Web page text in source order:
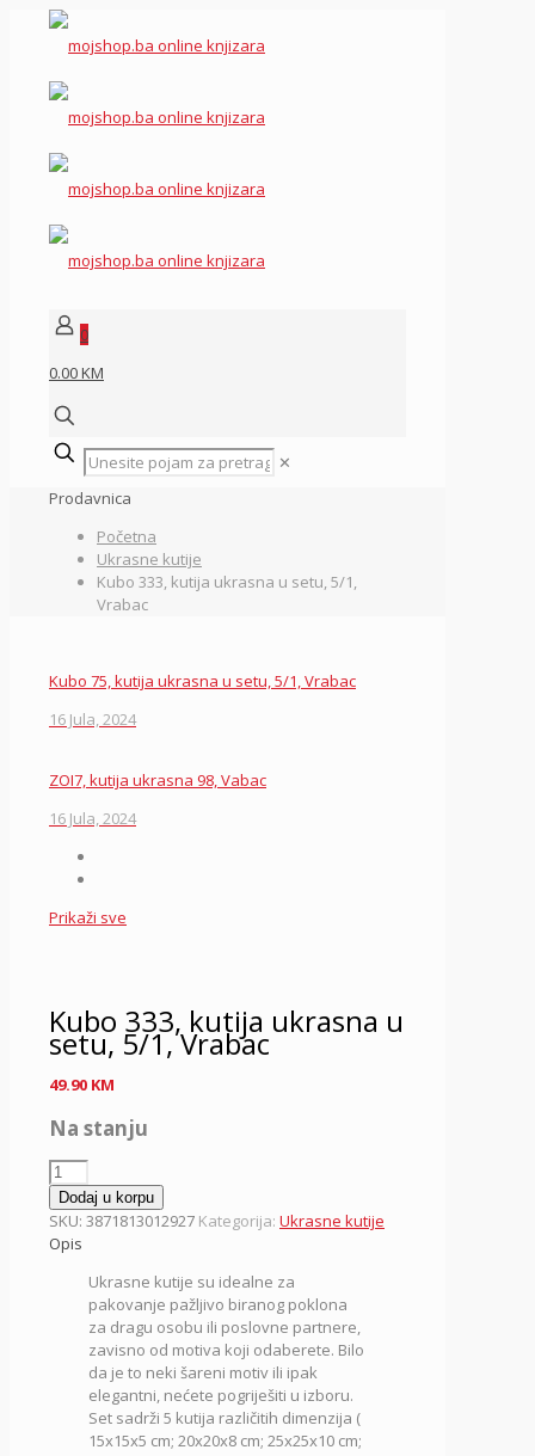
0
0.00 KM
✕
Prodavnica
Početna
Ukrasne kutije
Kubo 333, kutija ukrasna u setu, 5/1,
Vrabac
Kubo 75, kutija ukrasna u setu, 5/1, Vrabac
16 Jula, 2024
ZOI7, kutija ukrasna 98, Vabac
16 Jula, 2024
Prikaži sve
Kubo 333, kutija ukrasna u
setu, 5/1, Vrabac
49.90 KM
Na stanju
Kubo
333,
kutija
ukrasna
Vrabac
količina
Dodaj u korpu
SKU: 3871813012927 Kategorija: Ukrasne kutije
Opis
Ukrasne kutije su idealne za
pakovanje pažljivo biranog poklona
za dragu osobu ili poslovne partnere,
zavisno od motiva koji odaberete. Bilo
da je to neki šareni motiv ili ipak
elegantni, nećete pogriješiti u izboru.
Set sadrži 5 kutija različitih dimenzija (
15x15x5 cm; 20x20x8 cm; 25x25x10 cm;